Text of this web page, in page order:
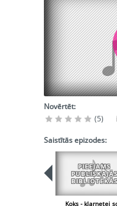
Novērtēt:
(5)
Saistītās epizodes:
PIEEJAMS
PUBLISKAJĀS
BIBLIOTĒKĀS
Koks - klarnetei